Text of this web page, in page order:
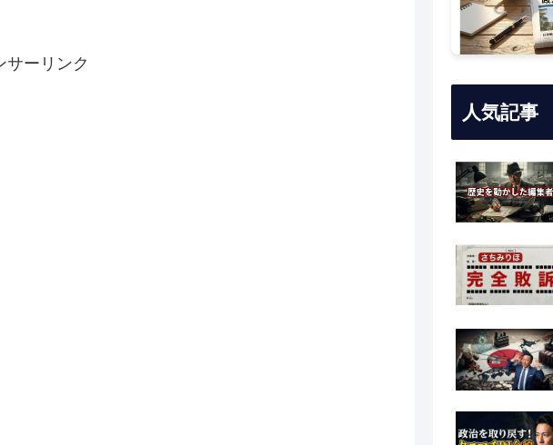
サーリンク
人気記事